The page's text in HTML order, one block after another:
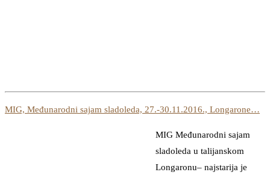
MIG, Međunarodni sajam sladoleda, 27.-30.11.2016., Longarone…
MIG Međunarodni sajam
sladoleda u talijanskom
Longaronu– najstarija je